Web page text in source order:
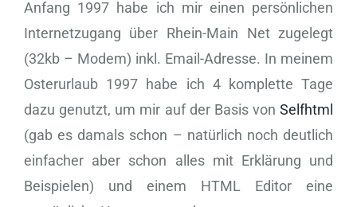
Anfang 1997 habe ich mir einen persönlichen
Internetzugang über Rhein-Main Net zugelegt
(32kb – Modem) inkl. Email-Adresse. In meinem
Osterurlaub 1997 habe ich 4 komplette Tage
dazu genutzt, um mir auf der Basis vonSelfhtml
(gab es damals schon – natürlich noch deutlich
einfacher aber schon alles mit Erklärung und
Beispielen) und einem HTML Editor eine